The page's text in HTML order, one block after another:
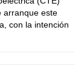
arranque este
con la intención